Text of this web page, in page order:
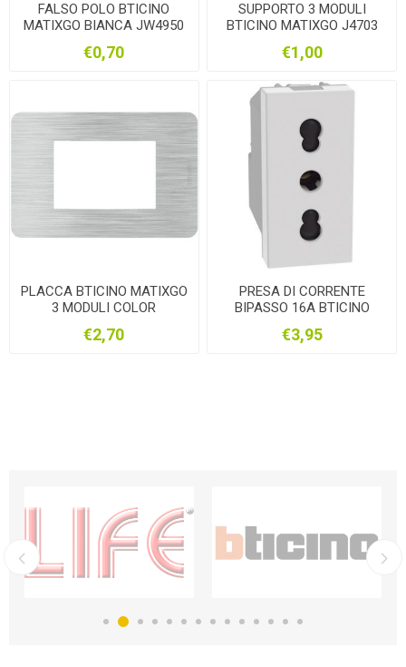
FALSO POLO BTICINO
MATIXGO BIANCA JW4950
€0,70
SUPPORTO 3 MODULI
BTICINO MATIXGO J4703
€1,00
PLACCA BTICINO MATIXGO
3 MODULI COLOR
€2,70
PRESA DI CORRENTE
BIPASSO 16A BTICINO
€3,95